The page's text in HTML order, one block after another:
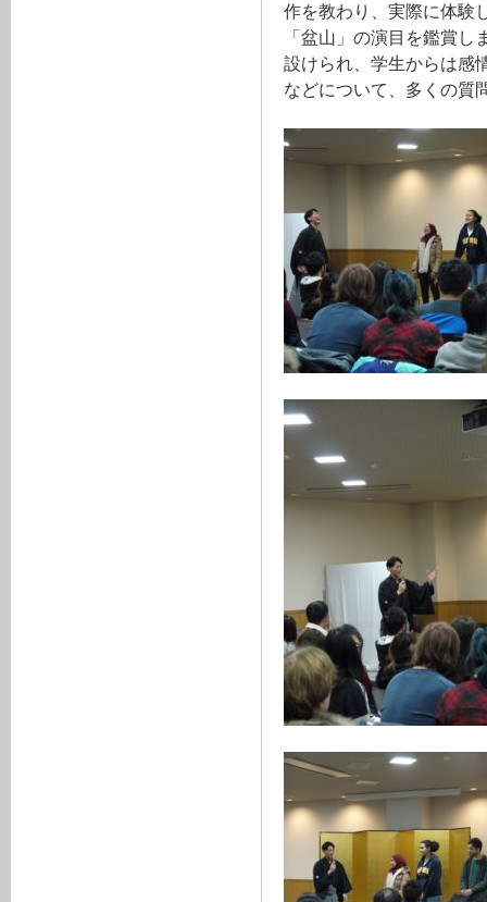
作を教わり、実際に体験
「盆山」の演目を鑑賞
設けられ、学生からは感
などについて、多くの質